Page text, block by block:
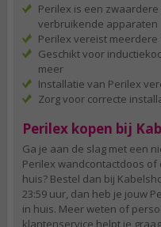
Perilex is een
verbruikende apparaten
Perilex vereist meerdere
Geschikt voor
meer
Installatie van Perilex
Zorg voor correcte
Perilex kopen bij
Ga je aan de slag met een
Perilex wandcontactdoos
huis? Bestel dan bij
23:59 uur, dan heb je jouw
in huis. Meer weten of
klantenservice helpt je